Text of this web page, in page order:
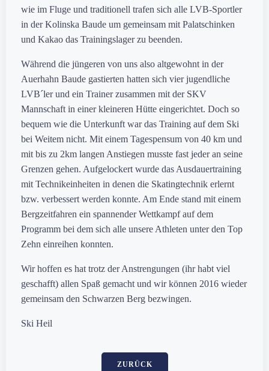
wie im Fluge und traditionell trafen sich alle LVB-Sportler
in der Kolinska Baude um gemeinsam mit Palatschinken
und Kakao das Trainingslager zu beenden.
Während die jüngeren von uns also altgewohnt in der
Auerhahn Baude gastierten hatten sich vier jugendliche
LVB´ler und ein Trainer zusammen mit der SKV
Mannschaft in einer kleineren Hütte eingerichtet. Doch so
bequem wie die Unterkunft war das Training auf dem Ski
bei Weitem nicht. Mit einem Tagespensum von 40 km und
mit bis zu 2km langen Anstiegen musste fast jeder an seine
Grenzen gehen. Aufgelockert wurde das Ausdauertraining
mit Technikeinheiten in denen die Skatingtechnik erlernt
bzw. verbessert werden konnte. Am Ende stand mit einem
Bergzeitfahren ein spannender Wettkampf auf dem
Programm bei dem sich alle unsere Athleten unter den Top
Zehn einreihen konnten.
Wir hoffen es hat trotz der Anstrengungen (ihr habt viel
geschafft) allen Spaß gemacht und wir können 2016 wieder
gemeinsam den Schwarzen Berg bezwingen.
Ski Heil
ZURÜCK